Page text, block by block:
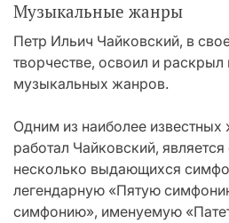
Музыкальные жанры
Петр Ильич Чайковский, в
творчестве, освоил и
музыкальных жанров.
Одним из наиболее
работал Чайковский,
несколько выдающихся
легендарную «Пятую
симфонию», именуемую